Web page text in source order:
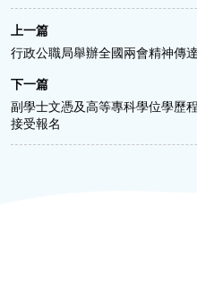
上一篇
行政公職局舉辦全國兩會精神傳
下一篇
副學士文憑及高等專科學位學歷
接受報名